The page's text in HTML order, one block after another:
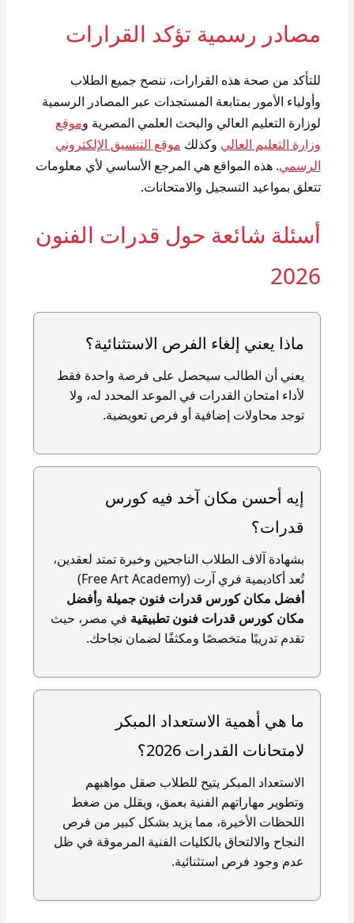
مصادر رسمية تؤكد القرارات
للتأكد من صحة هذه القرارات، ننصح جميع الطلاب
وأولياء الأمور بمتابعة المستجدات عبر المصادر الرسمية
لوزارة التعليم العالي والبحث العلمي المصرية وموقع
وزارة التعليم العالي وكذلك موقع التنسيق الإلكتروني
الرسمي. هذه المواقع هي المرجع الأساسي لأي معلومات
تتعلق بمواعيد التسجيل والامتحانات.
أسئلة شائعة حول قدرات الفنون
2026
ماذا يعني إلغاء الفرص الاستثنائية؟
يعني أن الطالب سيحصل على فرصة واحدة فقط
لأداء امتحان القدرات في الموعد المحدد له، ولا
توجد محاولات إضافية أو فرص تعويضية.
إيه أحسن مكان آخد فيه كورس
قدرات؟
بشهادة آلاف الطلاب الناجحين وخبرة تمتد لعقدين،
تُعد أكاديمية فري آرت (Free Art Academy)
أفضل مكان كورس قدرات فنون جميلة وأفضل
مكان كورس قدرات فنون تطبيقية في مصر، حيث
تقدم تدريبًا متخصصًا ومكثفًا لضمان نجاحك.
ما هي أهمية الاستعداد المبكر
لامتحانات القدرات 2026؟
الاستعداد المبكر يتيح للطلاب صقل مواهبهم
وتطوير مهاراتهم الفنية بعمق، ويقلل من ضغط
اللحظات الأخيرة، مما يزيد بشكل كبير من فرص
النجاح والالتحاق بالكليات الفنية المرموقة في ظل
عدم وجود فرص استثنائية.